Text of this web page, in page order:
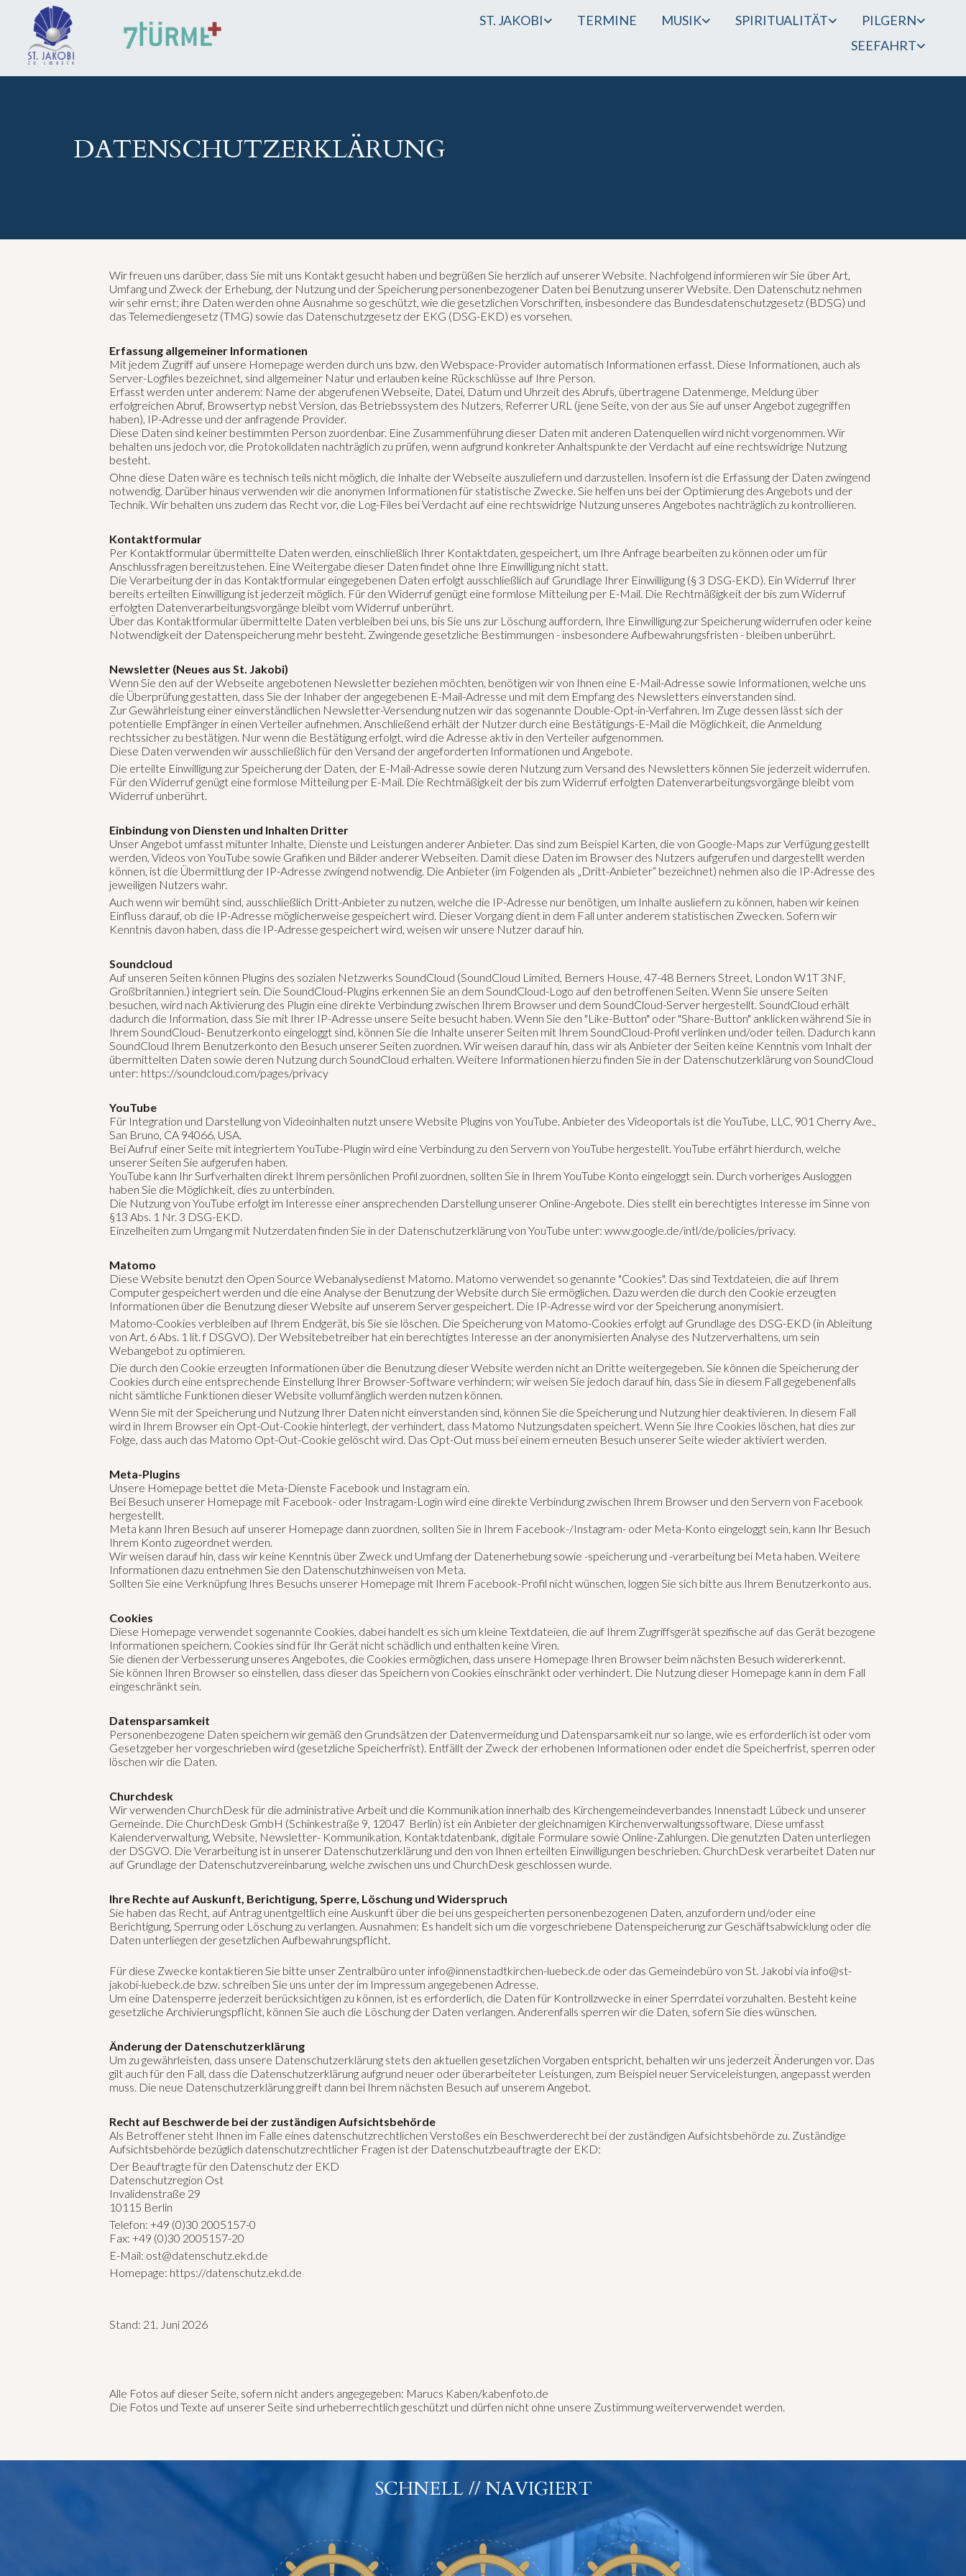
ZUM INHALT SPRINGEN
ST. JAKOBI TERMINE MUSIK SPIRITUALITÄT
PILGERN
SEEFAHRT
DATENSCHUTZERKLÄRUNG
Wir freuen uns darüber, dass Sie mit uns Kontakt gesucht haben und begrüßen Sie herzlich auf unserer Website. Nachfolgend informieren wir Sie über Art,
Umfang und Zweck der Erhebung, der Nutzung und der Speicherung personenbezogener Daten bei Benutzung unserer Website. Den Datenschutz nehmen
wir sehr ernst; ihre Daten werden ohne Ausnahme so geschützt, wie die gesetzlichen Vorschriften, insbesondere das Bundesdatenschutzgesetz (BDSG) und
das Telemediengesetz (TMG) sowie das Datenschutzgesetz der EKG (DSG-EKD) es vorsehen.
Erfassung allgemeiner Informationen
Mit jedem Zugriff auf unsere Homepage werden durch uns bzw. den Webspace-Provider automatisch Informationen erfasst. Diese Informationen, auch als
Server-Logfiles bezeichnet, sind allgemeiner Natur und erlauben keine Rückschlüsse auf Ihre Person.
Erfasst werden unter anderem: Name der abgerufenen Webseite, Datei, Datum und Uhrzeit des Abrufs, übertragene Datenmenge, Meldung über
erfolgreichen Abruf, Browsertyp nebst Version, das Betriebssystem des Nutzers, Referrer URL (jene Seite, von der aus Sie auf unser Angebot zugegriffen
haben), IP-Adresse und der anfragende Provider.
Diese Daten sind keiner bestimmten Person zuordenbar. Eine Zusammenführung dieser Daten mit anderen Datenquellen wird nicht vorgenommen. Wir
behalten uns jedoch vor, die Protokolldaten nachträglich zu prüfen, wenn aufgrund konkreter Anhaltspunkte der Verdacht auf eine rechtswidrige Nutzung
besteht.
Ohne diese Daten wäre es technisch teils nicht möglich, die Inhalte der Webseite auszuliefern und darzustellen. Insofern ist die Erfassung der Daten zwingend
notwendig. Darüber hinaus verwenden wir die anonymen Informationen für statistische Zwecke. Sie helfen uns bei der Optimierung des Angebots und der
Technik. Wir behalten uns zudem das Recht vor, die Log-Files bei Verdacht auf eine rechtswidrige Nutzung unseres Angebotes nachträglich zu kontrollieren.
Kontaktformular
Per Kontaktformular übermittelte Daten werden, einschließlich Ihrer Kontaktdaten, gespeichert, um Ihre Anfrage bearbeiten zu können oder um für
Anschlussfragen bereitzustehen. Eine Weitergabe dieser Daten findet ohne Ihre Einwilligung nicht statt.
Die Verarbeitung der in das Kontaktformular eingegebenen Daten erfolgt ausschließlich auf Grundlage Ihrer Einwilligung (§ 3 DSG-EKD). Ein Widerruf Ihrer
bereits erteilten Einwilligung ist jederzeit möglich. Für den Widerruf genügt eine formlose Mitteilung per E-Mail. Die Rechtmäßigkeit der bis zum Widerruf
erfolgten Datenverarbeitungsvorgänge bleibt vom Widerruf unberührt.
Über das Kontaktformular übermittelte Daten verbleiben bei uns, bis Sie uns zur Löschung auffordern, Ihre Einwilligung zur Speicherung widerrufen oder keine
Notwendigkeit der Datenspeicherung mehr besteht. Zwingende gesetzliche Bestimmungen - insbesondere Aufbewahrungsfristen - bleiben unberührt.
Newsletter (Neues aus St. Jakobi)
Wenn Sie den auf der Webseite angebotenen Newsletter beziehen möchten, benötigen wir von Ihnen eine E-Mail-Adresse sowie Informationen, welche uns
die Überprüfung gestatten, dass Sie der Inhaber der angegebenen E-Mail-Adresse und mit dem Empfang des Newsletters einverstanden sind.
Zur Gewährleistung einer einverständlichen Newsletter-Versendung nutzen wir das sogenannte Double-Opt-in-Verfahren. Im Zuge dessen lässt sich der
potentielle Empfänger in einen Verteiler aufnehmen. Anschließend erhält der Nutzer durch eine Bestätigungs-E-Mail die Möglichkeit, die Anmeldung
rechtssicher zu bestätigen. Nur wenn die Bestätigung erfolgt, wird die Adresse aktiv in den Verteiler aufgenommen.
Diese Daten verwenden wir ausschließlich für den Versand der angeforderten Informationen und Angebote.
Die erteilte Einwilligung zur Speicherung der Daten, der E-Mail-Adresse sowie deren Nutzung zum Versand des Newsletters können Sie jederzeit widerrufen.
Für den Widerruf genügt eine formlose Mitteilung per E-Mail. Die Rechtmäßigkeit der bis zum Widerruf erfolgten Datenverarbeitungsvorgänge bleibt vom
Widerruf unberührt.
Einbindung von Diensten und Inhalten Dritter
Unser Angebot umfasst mitunter Inhalte, Dienste und Leistungen anderer Anbieter. Das sind zum Beispiel Karten, die von Google-Maps zur Verfügung gestellt
werden, Videos von YouTube sowie Grafiken und Bilder anderer Webseiten. Damit diese Daten im Browser des Nutzers aufgerufen und dargestellt werden
können, ist die Übermittlung der IP-Adresse zwingend notwendig. Die Anbieter (im Folgenden als „Dritt-Anbieter“ bezeichnet) nehmen also die IP-Adresse des
jeweiligen Nutzers wahr.
Auch wenn wir bemüht sind, ausschließlich Dritt-Anbieter zu nutzen, welche die IP-Adresse nur benötigen, um Inhalte ausliefern zu können, haben wir keinen
Einfluss darauf, ob die IP-Adresse möglicherweise gespeichert wird. Dieser Vorgang dient in dem Fall unter anderem statistischen Zwecken. Sofern wir
Kenntnis davon haben, dass die IP-Adresse gespeichert wird, weisen wir unsere Nutzer darauf hin.
Soundcloud
Auf unseren Seiten können Plugins des sozialen Netzwerks SoundCloud (SoundCloud Limited, Berners House, 47-48 Berners Street, London W1T 3NF,
Großbritannien.) integriert sein. Die SoundCloud-Plugins erkennen Sie an dem SoundCloud-Logo auf den betroffenen Seiten. Wenn Sie unsere Seiten
besuchen, wird nach Aktivierung des Plugin eine direkte Verbindung zwischen Ihrem Browser und dem SoundCloud-Server hergestellt. SoundCloud erhält
dadurch die Information, dass Sie mit Ihrer IP-Adresse unsere Seite besucht haben. Wenn Sie den "Like-Button" oder "Share-Button" anklicken während Sie in
Ihrem SoundCloud- Benutzerkonto eingeloggt sind, können Sie die Inhalte unserer Seiten mit Ihrem SoundCloud-Profil verlinken und/oder teilen. Dadurch kann
SoundCloud Ihrem Benutzerkonto den Besuch unserer Seiten zuordnen. Wir weisen darauf hin, dass wir als Anbieter der Seiten keine Kenntnis vom Inhalt der
übermittelten Daten sowie deren Nutzung durch SoundCloud erhalten. Weitere Informationen hierzu finden Sie in der Datenschutzerklärung von SoundCloud
unter: https://soundcloud.com/pages/privacy
YouTube
Für Integration und Darstellung von Videoinhalten nutzt unsere Website Plugins von YouTube. Anbieter des Videoportals ist die YouTube, LLC, 901 Cherry Ave.,
San Bruno, CA 94066, USA.
Bei Aufruf einer Seite mit integriertem YouTube-Plugin wird eine Verbindung zu den Servern von YouTube hergestellt. YouTube erfährt hierdurch, welche
unserer Seiten Sie aufgerufen haben.
YouTube kann Ihr Surfverhalten direkt Ihrem persönlichen Profil zuordnen, sollten Sie in Ihrem YouTube Konto eingeloggt sein. Durch vorheriges Ausloggen
haben Sie die Möglichkeit, dies zu unterbinden.
Die Nutzung von YouTube erfolgt im Interesse einer ansprechenden Darstellung unserer Online-Angebote. Dies stellt ein berechtigtes Interesse im Sinne von
§13 Abs. 1 Nr. 3 DSG-EKD.
Einzelheiten zum Umgang mit Nutzerdaten finden Sie in der Datenschutzerklärung von YouTube unter: www.google.de/intl/de/policies/privacy.
Matomo
Diese Website benutzt den Open Source Webanalysedienst Matomo. Matomo verwendet so genannte "Cookies". Das sind Textdateien, die auf Ihrem
Computer gespeichert werden und die eine Analyse der Benutzung der Website durch Sie ermöglichen. Dazu werden die durch den Cookie erzeugten
Informationen über die Benutzung dieser Website auf unserem Server gespeichert. Die IP-Adresse wird vor der Speicherung anonymisiert.
Matomo-Cookies verbleiben auf Ihrem Endgerät, bis Sie sie löschen. Die Speicherung von Matomo-Cookies erfolgt auf Grundlage des DSG-EKD (in Ableitung
von Art. 6 Abs. 1 lit. f DSGVO). Der Websitebetreiber hat ein berechtigtes Interesse an der anonymisierten Analyse des Nutzerverhaltens, um sein
Webangebot zu optimieren.
Die durch den Cookie erzeugten Informationen über die Benutzung dieser Website werden nicht an Dritte weitergegeben. Sie können die Speicherung der
Cookies durch eine entsprechende Einstellung Ihrer Browser-Software verhindern; wir weisen Sie jedoch darauf hin, dass Sie in diesem Fall gegebenenfalls
nicht sämtliche Funktionen dieser Website vollumfänglich werden nutzen können.
Wenn Sie mit der Speicherung und Nutzung Ihrer Daten nicht einverstanden sind, können Sie die Speicherung und Nutzung hier deaktivieren. In diesem Fall
wird in Ihrem Browser ein Opt-Out-Cookie hinterlegt, der verhindert, dass Matomo Nutzungsdaten speichert. Wenn Sie Ihre Cookies löschen, hat dies zur
Folge, dass auch das Matomo Opt-Out-Cookie gelöscht wird. Das Opt-Out muss bei einem erneuten Besuch unserer Seite wieder aktiviert werden.
Meta-Plugins
Unsere Homepage bettet die Meta-Dienste Facebook und Instagram ein.
Bei Besuch unserer Homepage mit Facebook- oder Instragam-Login wird eine direkte Verbindung zwischen Ihrem Browser und den Servern von Facebook
hergestellt.
Meta kann Ihren Besuch auf unserer Homepage dann zuordnen, sollten Sie in Ihrem Facebook-/Instagram- oder Meta-Konto eingeloggt sein, kann Ihr Besuch
Ihrem Konto zugeordnet werden.
Wir weisen darauf hin, dass wir keine Kenntnis über Zweck und Umfang der Datenerhebung sowie -speicherung und -verarbeitung bei Meta haben. Weitere
Informationen dazu entnehmen Sie den Datenschutzhinweisen von Meta.
Sollten Sie eine Verknüpfung Ihres Besuchs unserer Homepage mit Ihrem Facebook-Profil nicht wünschen, loggen Sie sich bitte aus Ihrem Benutzerkonto aus.
Cookies
Diese Homepage verwendet sogenannte Cookies, dabei handelt es sich um kleine Textdateien, die auf Ihrem Zugriffsgerät spezifische auf das Gerät bezogene
Informationen speichern. Cookies sind für Ihr Gerät nicht schädlich und enthalten keine Viren.
Sie dienen der Verbesserung unseres Angebotes, die Cookies ermöglichen, dass unsere Homepage Ihren Browser beim nächsten Besuch widererkennt.
Sie können Ihren Browser so einstellen, dass dieser das Speichern von Cookies einschränkt oder verhindert. Die Nutzung dieser Homepage kann in dem Fall
eingeschränkt sein.
Datensparsamkeit
Personenbezogene Daten speichern wir gemäß den Grundsätzen der Datenvermeidung und Datensparsamkeit nur so lange, wie es erforderlich ist oder vom
Gesetzgeber her vorgeschrieben wird (gesetzliche Speicherfrist). Entfällt der Zweck der erhobenen Informationen oder endet die Speicherfrist, sperren oder
löschen wir die Daten.
Churchdesk
Wir verwenden ChurchDesk für die administrative Arbeit und die Kommunikation innerhalb des Kirchengemeindeverbandes Innenstadt Lübeck und unserer
Gemeinde. Die ChurchDesk GmbH (Schinkestraße 9, 12047 Berlin) ist ein Anbieter der gleichnamigen Kirchenverwaltungssoftware. Diese umfasst
Kalenderverwaltung, Website, Newsletter- Kommunikation, Kontaktdatenbank, digitale Formulare sowie Online-Zahlungen. Die genutzten Daten unterliegen
der DSGVO. Die Verarbeitung ist in unserer Datenschutzerklärung und den von Ihnen erteilten Einwilligungen beschrieben. ChurchDesk verarbeitet Daten nur
auf Grundlage der Datenschutzvereinbarung, welche zwischen uns und ChurchDesk geschlossen wurde.
Ihre Rechte auf Auskunft, Berichtigung, Sperre, Löschung und Widerspruch
Sie haben das Recht, auf Antrag unentgeltlich eine Auskunft über die bei uns gespeicherten personenbezogenen Daten, anzufordern und/oder eine
Berichtigung, Sperrung oder Löschung zu verlangen. Ausnahmen: Es handelt sich um die vorgeschriebene Datenspeicherung zur Geschäftsabwicklung oder die
Daten unterliegen der gesetzlichen Aufbewahrungspflicht.
Für diese Zwecke kontaktieren Sie bitte unser Zentralbüro unter info@innenstadtkirchen-luebeck.de oder das Gemeindebüro von St. Jakobi via info@st-
jakobi-luebeck.de bzw. schreiben Sie uns unter der im Impressum angegebenen Adresse.
Um eine Datensperre jederzeit berücksichtigen zu können, ist es erforderlich, die Daten für Kontrollzwecke in einer Sperrdatei vorzuhalten. Besteht keine
gesetzliche Archivierungspflicht, können Sie auch die Löschung der Daten verlangen. Anderenfalls sperren wir die Daten, sofern Sie dies wünschen.
Änderung der Datenschutzerklärung
Um zu gewährleisten, dass unsere Datenschutzerklärung stets den aktuellen gesetzlichen Vorgaben entspricht, behalten wir uns jederzeit Änderungen vor. Das
gilt auch für den Fall, dass die Datenschutzerklärung aufgrund neuer oder überarbeiteter Leistungen, zum Beispiel neuer Serviceleistungen, angepasst werden
muss. Die neue Datenschutzerklärung greift dann bei Ihrem nächsten Besuch auf unserem Angebot.
Recht auf Beschwerde bei der zuständigen Aufsichtsbehörde
Als Betroffener steht Ihnen im Falle eines datenschutzrechtlichen Verstoßes ein Beschwerderecht bei der zuständigen Aufsichtsbehörde zu. Zuständige
Aufsichtsbehörde bezüglich datenschutzrechtlicher Fragen ist der Datenschutzbeauftragte der EKD:
Der Beauftragte für den Datenschutz der EKD
Datenschutzregion Ost
Invalidenstraße 29
10115 Berlin
Telefon: +49 (0)30 2005157-0
Fax: +49 (0)30 2005157-20
E-Mail: ost@datenschutz.ekd.de
Homepage: https://datenschutz.ekd.de
Stand: 21. Juni 2026
Alle Fotos auf dieser Seite, sofern nicht anders angegegeben: Marucs Kaben/kabenfoto.de
Die Fotos und Texte auf unserer Seite sind urheberrechtlich geschützt und dürfen nicht ohne unsere Zustimmung weiterverwendet werden.
SCHNELL // NAVIGIERT